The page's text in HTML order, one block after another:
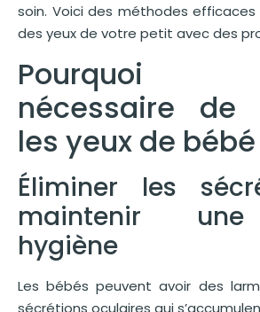
soin. Voici des méthodes efficaces
des yeux de votre petit avec des
Pourquoi
nécessaire de
les yeux de bébé
Éliminer les
maintenir
hygiène
Les bébés peuvent avoir des
sécrétions oculaires qui